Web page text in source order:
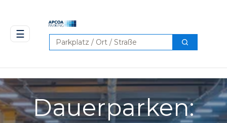
☰ Suchen
Suchen
Dauerparken: